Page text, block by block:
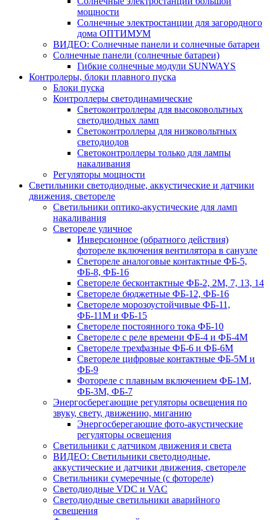
мощности
Солнечные электростанции для загородного
дома ОПТИМУМ
ВИДЕО: Солнечные панели и солнечные батареи
Солнечные панели (солнечные батареи)
Гибкие солнечные модули SUNWAYS
Контролеры, блоки плавного пуска
Блоки пуска
Контроллеры светодинамические
Светоконтроллеры для высоковольтных
светодиодных ламп
Светоконтроллеры для низковольтных
светодиодов
Светоконтроллеры только для лампы
накаливания
Регуляторы мощности
Светильники светодиодные, аккустические и датчики
движения, светореле
Светильники оптико-акустические для ламп
накаливания
Светореле уличное
Инверсионное (обратного действия)
фотореле включения вентилятора в санузле
Светореле аналоговые контактные ФБ-5,
ФБ-8, ФБ-16
Светореле бесконтактные ФБ-2, 2М, 7, 13, 14
Светореле бюджетные ФБ-12, ФБ-16
Светореле морозоустойчивые ФБ-11,
ФБ-11М и ФБ-15
Светореле постоянного тока ФБ-10
Светореле с реле времени ФБ-4 и ФБ-4М
Светореле трехфазные ФБ-6 и ФБ-6М
Светореле цифровые контактные ФБ-5М и
ФБ-9
Фотореле с плавным включением ФБ-1М,
ФБ-3М, ФБ-7
Энергосберегающие регуляторы освещения по
звуку, свету, движению, миганию
Энергосберегающие фото-акустические
регуляторы освещения
Светильники с датчиком движения и света
ВИДЕО: Светильники светодиодные,
аккустические и датчики движения, светореле
Светильники сумеречные (с фотореле)
Светодиодные VDC и VAC
Светодиодные светильники аварийного
освещения